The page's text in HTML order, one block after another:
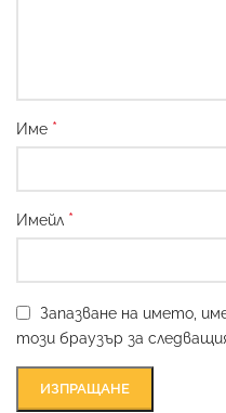
Име *
Имейл *
Запазване на името,
този браузър за